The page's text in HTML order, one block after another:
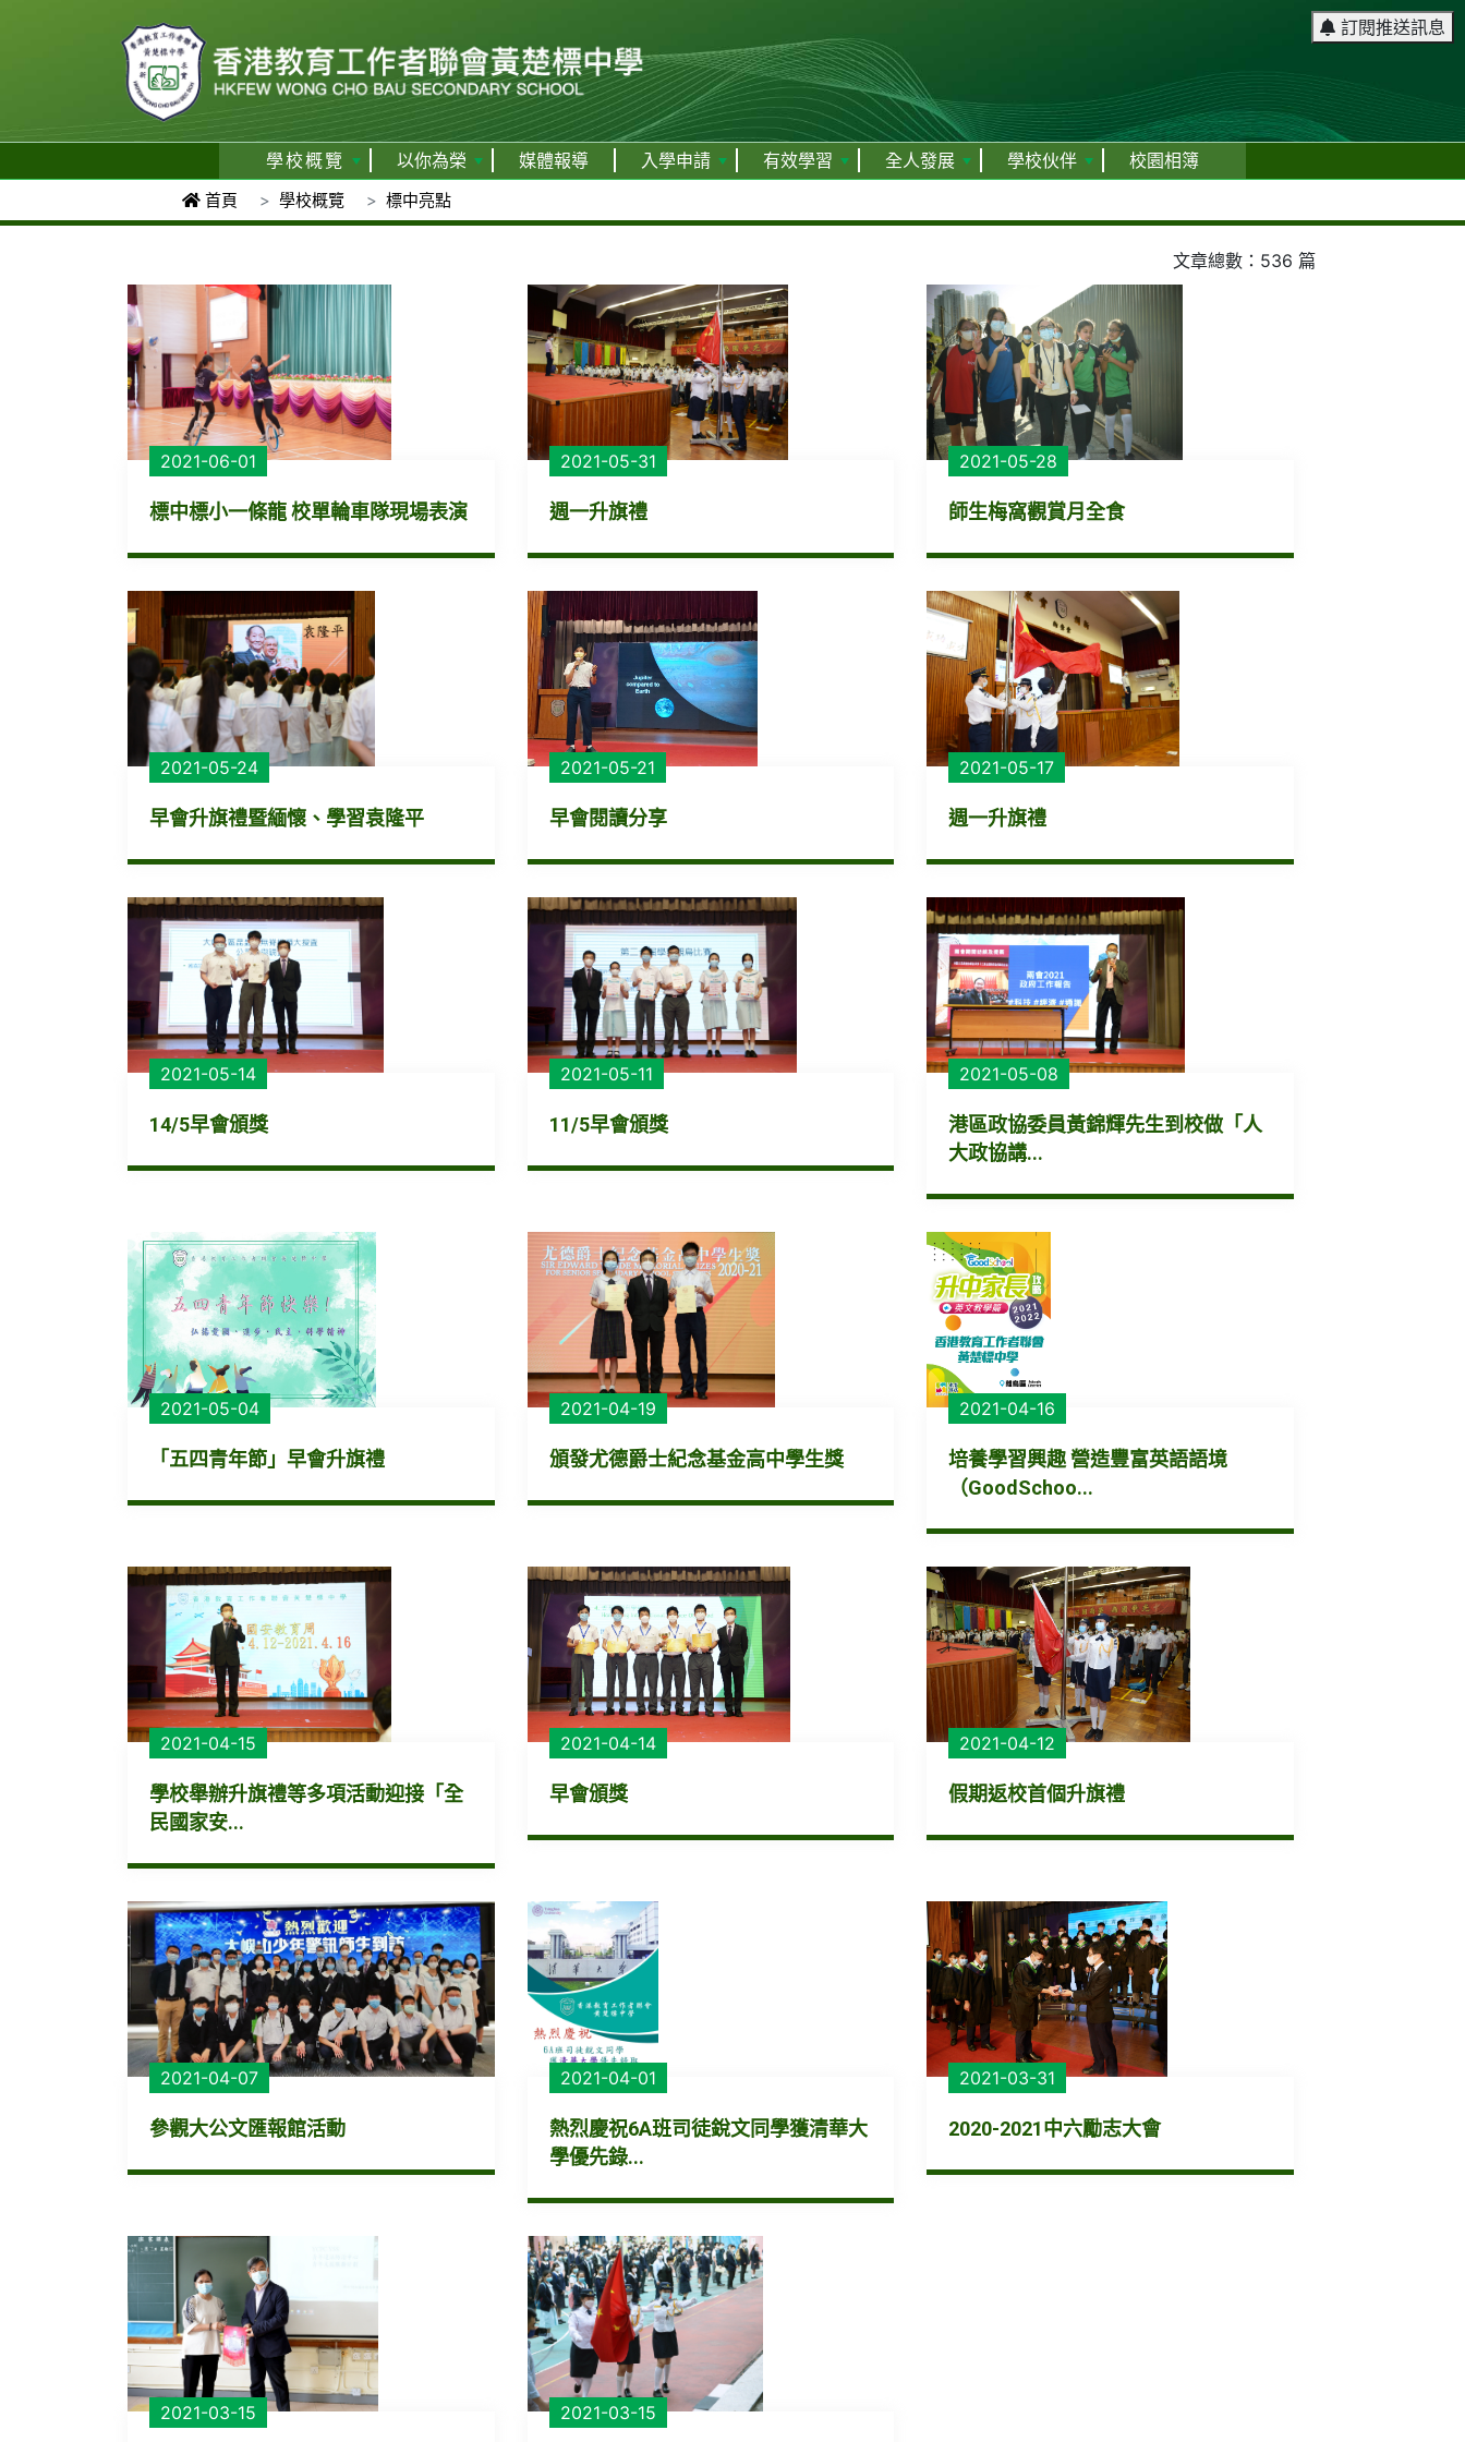
訂閱推送訊息
學校概覽 以你為榮 媒體報導 入學申請 有效學習 全人發展 學校伙伴 校園相簿
首頁 學校概覽 標中亮點
文章總數：536 篇
2021-06-01
標中標小一條龍 校單輪車隊現場表演
2021-05-31
週一升旗禮
2021-05-28
師生梅窩觀賞月全食
2021-05-24
早會升旗禮暨緬懷、學習袁隆平
2021-05-21
早會閱讀分享
2021-05-17
週一升旗禮
2021-05-14
14/5早會頒獎
2021-05-11
11/5早會頒獎
2021-05-08
港區政協委員黃錦輝先生到校做「人
大政協講...
2021-05-04
「五四青年節」早會升旗禮
2021-04-19
頒發尤德爵士紀念基金高中學生獎
2021-04-16
培養學習興趣 營造豐富英語語境
（GoodSchoo...
2021-04-15
學校舉辦升旗禮等多項活動迎接「全
民國家安...
2021-04-14
早會頒獎
2021-04-12
假期返校首個升旗禮
2021-04-07
參觀大公文匯報館活動
2021-04-01
熱烈慶祝6A班司徒銳文同學獲清華大
學優先錄...
2021-03-31
2020-2021中六勵志大會
2021-03-15 2021-03-15